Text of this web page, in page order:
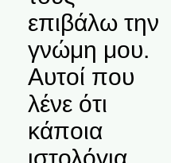
επιβάλω την
γνώμη μου.
Αυτοί που
λένε ότι
κάποια